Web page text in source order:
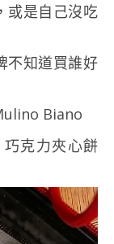
或是自己沒吃
不知道買誰好
Biano
克力夾心餅